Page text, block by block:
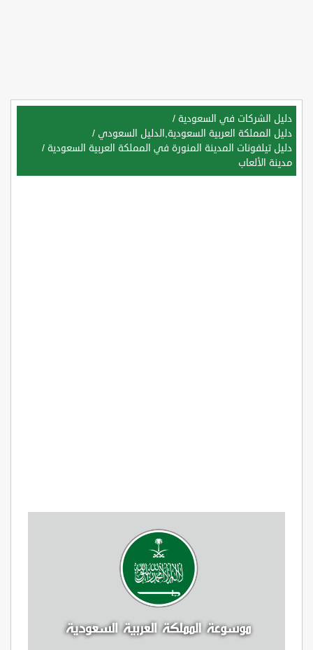
دليل الشركات في السعودية /
دليل المملكة العربية السعودية,الدليل السعودي /
دليل تيلفونات المدينة المنورة في المملكة العربية السعودية /
مدينة الألعاب